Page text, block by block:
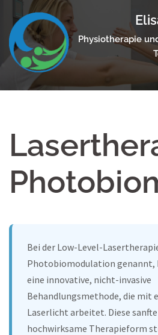
content
Physiotherapie
Bei der Low-Level-
Photobiomodulation genannt,
eine innovative, nicht-invasive
Behandlungsmethode, die mit
Laserlicht arbeitet. Diese
hochwirksame Therapieform